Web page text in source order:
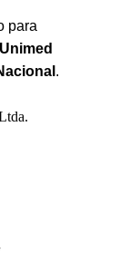
para
Unimed
.